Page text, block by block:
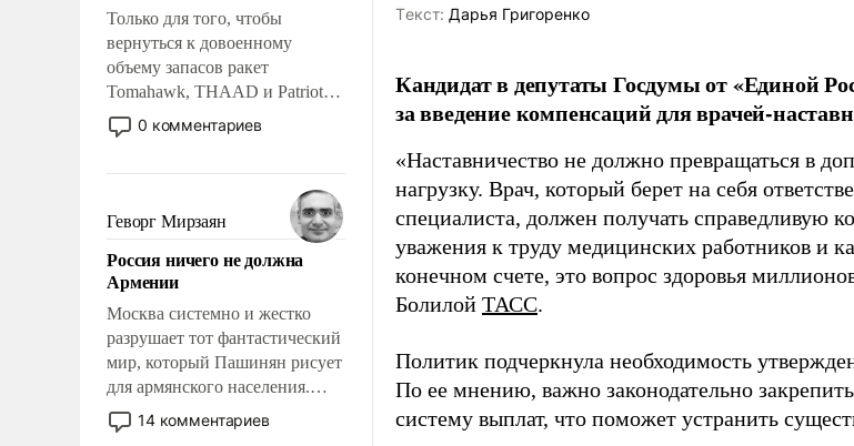
Только для того, чтобы
вернуться к довоенному
объему запасов ракет
Tomahawk, THAAD и Patriot
США потребуется более трех
лет. Даже небольшая война с
Сложившаяся ситуация
означает многолетний период
уязвимости США, например,
перед Китаем.
0 комментариев
Геворг Мирзаян
Россия ничего не должна
Армении
Москва системно и жестко
разрушает тот фантастический
мир, который Пашинян рисует
для армянского населения.
Мир, где этому населению все
должны просто по
14 комментариев
Tекст: Дарья Григоренко
Кандидат в депутаты Госдумы от «Единой
за введение компенсаций для врачей-
«Наставничество не должно превращаться в
нагрузку. Врач, который берет на себя
специалиста, должен получать справедливую
уважения к труду медицинских работников и
конечном счете, это вопрос здоровья
Болилой ТАСС.
Политик подчеркнула необходимость
По ее мнению, важно законодательно
систему выплат, что поможет устранить